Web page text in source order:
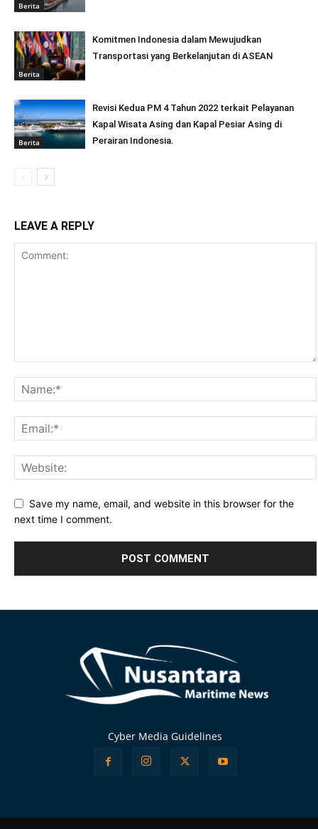
Berita
Berita
Komitmen Indonesia dalam Mewujudkan
Transportasi yang Berkelanjutan di ASEAN
Berita
Revisi Kedua PM 4 Tahun 2022 terkait Pelayanan
Kapal Wisata Asing dan Kapal Pesiar Asing di
Perairan Indonesia.
LEAVE A REPLY
Save my name, email, and website in this browser for the
next time I comment.
Cyber Media Guidelines